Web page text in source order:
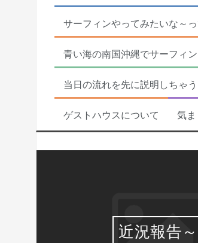
サーフィンやってみたいな
青い海の南国沖縄でサーフィ
当日の流れを先に説明しちゃ
ゲストハウスについて 気ま
近況報告～